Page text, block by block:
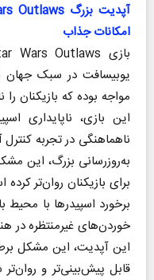
امکانات جذاب
یوبیسافت در سبک جهان
مواجه بوده که بازیکنان
این بازی، ناپایداری
ناهماهنگی در تجربه
به‌روزرسانی بزرگ، این
برای بازیکنان روان‌تر
برخورد اسپیدرها با محیط
خوردن‌های غیرمنتظره در
این آپدیت، این مشکل
قابل پیش‌بینی‌تر و